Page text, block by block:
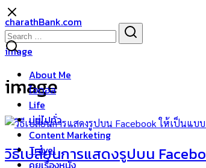
Skip
to
content
charathBank.com
About Me
ไอดอล
Life
บ่นไปทั่ว
Content Marketing
Travel
คุยเรื่องหนัง
Search
for:
image
image
วิธีเปลี่ยนการแสดงรูปบน